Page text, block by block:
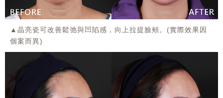
▲晶亮瓷可改善鬆弛與凹陷感，向上拉提臉頰。(實際效果因
個案而異)